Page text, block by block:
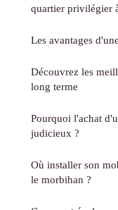
quartier privilégier
Les avantages
Découvrez les
long terme
Pourquoi l'achat
judicieux ?
Où installer son
le morbihan ?